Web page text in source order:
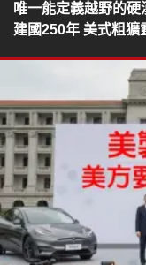
唯一能定義越野的
建國250年 美式粗獷